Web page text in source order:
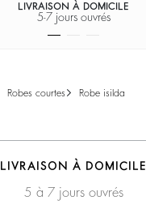
LIVRAISON À DOMICILE
5-7 jours ouvrés
robes courtes robe isilda
LIVRAISON À DOMICILE
5 à 7 jours ouvrés